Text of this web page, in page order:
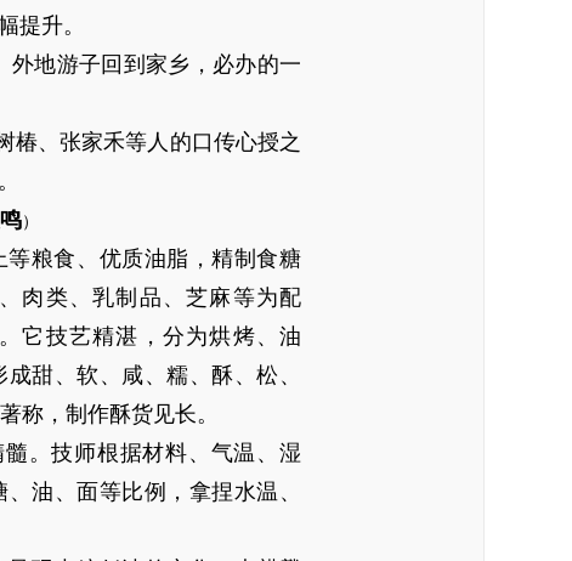
提升。
地游子回到家乡，必办的一
椿、张家禾等人的口传心授之
）
粮食、优质油脂，精制食糖
肉类、乳制品、芝麻等为配
它技艺精湛，分为烘烤、油
甜、软、咸、糯、酥、松、
称，制作酥货见长。
。技师根据材料、气温、湿
油、面等比例，拿捏水温、